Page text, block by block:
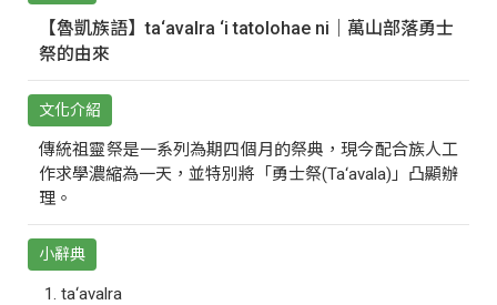
【魯凱族語】ta‘avalra ‘i tatolohae ni｜萬山部落勇士
祭的由來
文化介紹
傳統祖靈祭是一系列為期四個月的祭典，現今配合族人工
作求學濃縮為一天，並特別將「勇士祭(Ta‘avala)」凸顯辦
理。
小辭典
ta‘avalra